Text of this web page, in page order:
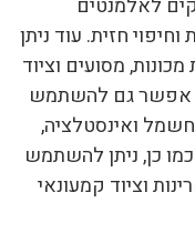
לאלמנטים
חזית. עוד ניתן
מסועים וציוד
אפשר גם להשתמש
חשמל ואינסטלציה,
כן, ניתן להשתמש
וציוד קמעונאי